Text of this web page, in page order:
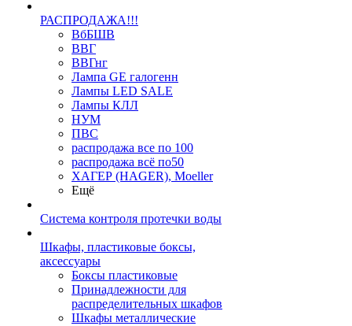
РАСПРОДАЖА!!!
ВбБШВ
ВВГ
ВВГнг
Лампа GE галогенн
Лампы LED SALE
Лампы КЛЛ
НУМ
ПВС
распродажа все по 100
распродажа всё по50
ХАГЕР (HAGER), Moeller
Ещё
Система контроля протечки воды
Шкафы, пластиковые боксы,
аксессуары
Боксы пластиковые
Принадлежности для
распределительных шкафов
Шкафы металлические